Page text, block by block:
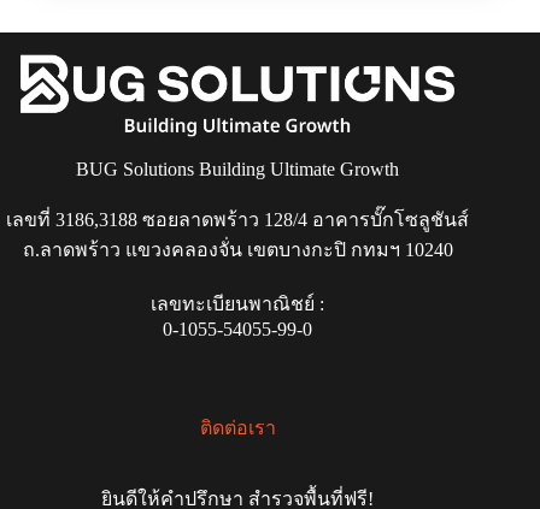
BUG Solutions Building Ultimate Growth
เลขที่ 3186,3188 ซอยลาดพร้าว 128/4 อาคารบั๊กโซลูชันส์
ถ.ลาดพร้าว แขวงคลองจั่น เขตบางกะปิ กทมฯ 10240
เลขทะเบียนพาณิชย์ :
0-1055-54055-99-0
ติดต่อเรา
ยินดีให้คำปรึกษา สำรวจพื้นที่ฟรี!